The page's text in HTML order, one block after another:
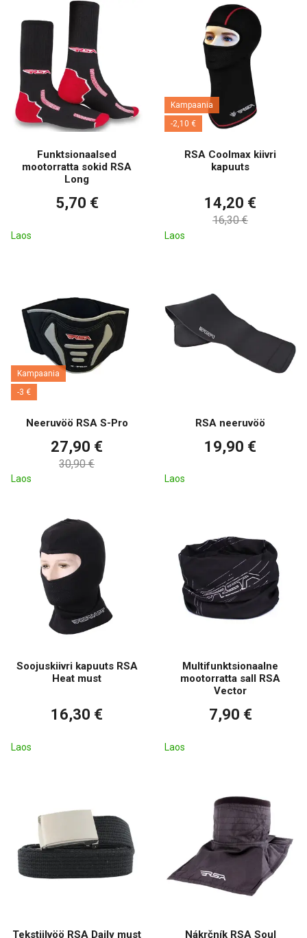
Funktsionaalsed
mootorratta sokid RSA
Long
5,70 €
Laos
Kampaania
-2,10 €
RSA Coolmax kiivri
kapuuts
14,20 €
16,30 €
Laos
Kampaania
-3 €
Neeruvöö RSA S-Pro
27,90 €
30,90 €
Laos
RSA neeruvöö
19,90 €
Laos
Soojuskiivri kapuuts RSA
Heat must
16,30 €
Laos
Multifunktsionaalne
mootorratta sall RSA
Vector
7,90 €
Laos
Tekstiilvöö RSA Daily must Nákrčník RSA Soul